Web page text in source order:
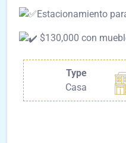
Estacionamiento
$130,000 con
Type
Casa